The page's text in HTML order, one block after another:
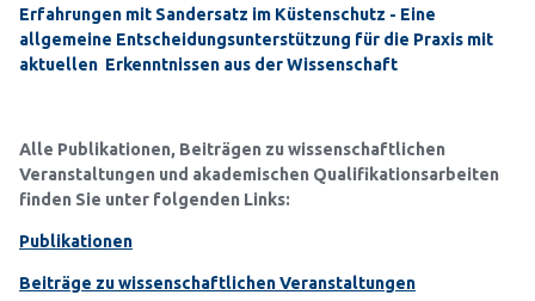
Erfahrungen mit Sandersatz im Küstenschutz - Eine
allgemeine Entscheidungsunterstützung für die Praxis mit
aktuellen Erkenntnissen aus der Wissenschaft
Alle Publikationen, Beiträgen zu wissenschaftlichen
Veranstaltungen und akademischen Qualifikationsarbeiten
finden Sie unter folgenden Links:
Publikationen
Beiträge zu wissenschaftlichen Veranstaltungen